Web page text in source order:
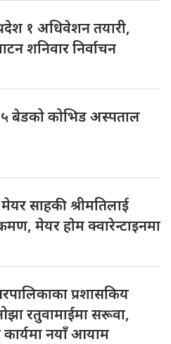
१ अधिवेशन तयारी,
शनिवार निर्वाचन
५ बेडको कोभिड अस्पताल
मेयर साहकी श्रीमतिलाई
मेयर हाेम क्वारेन्टाइनमा
प्रशासकिय
रतुवामाईमा सरूवा,
कार्यमा नयाँ आयाम